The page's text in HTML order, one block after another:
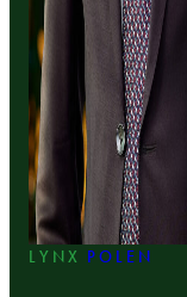
LYNX POLEN